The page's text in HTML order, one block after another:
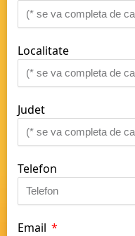
Localitate
Judet
Telefon
Email